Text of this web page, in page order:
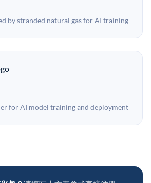
by stranded natural gas for AI training
for AI model training and deployment